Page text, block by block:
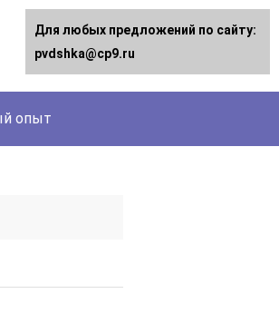
опыт
Для любых предложений по сайту:
pvdshka@cp9.ru